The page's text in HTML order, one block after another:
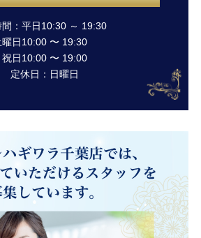
間：平日10:30 ～ 19:30
曜日10:00 〜 19:30
祝日10:00 〜 19:00
定休日：日曜日